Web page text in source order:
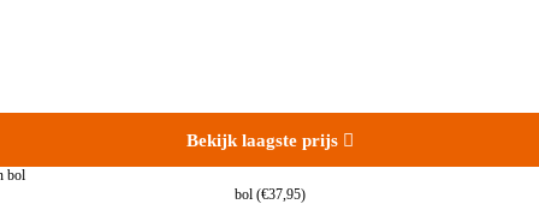
Bekijk laagste prijs 
bol (€37,95)